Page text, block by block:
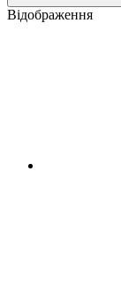
Відображення